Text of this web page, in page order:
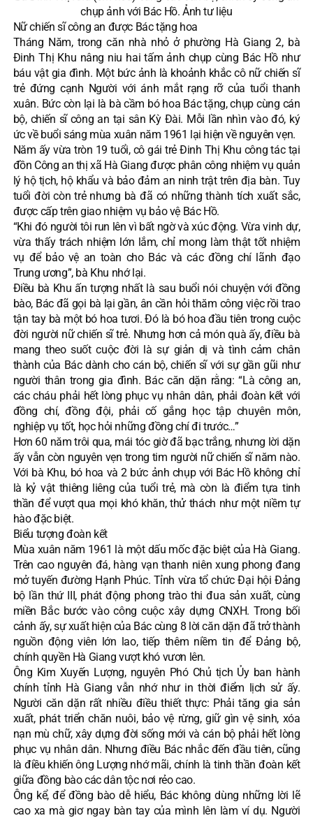
chụp ảnh với Bác Hồ. Ảnh tư liệu
Nữ chiến sĩ công an được Bác tặng hoa
Tháng Năm, trong căn nhà nhỏ ở phường Hà Giang 2, bà
Đinh Thị Khu nâng niu hai tấm ảnh chụp cùng Bác Hồ như
báu vật gia đình. Một bức ảnh là khoảnh khắc cô nữ chiến sĩ
trẻ đứng cạnh Người với ánh mắt rạng rỡ của tuổi thanh
xuân. Bức còn lại là bà cầm bó hoa Bác tặng, chụp cùng cán
bộ, chiến sĩ công an tại sân Kỳ Đài. Mỗi lần nhìn vào đó, ký
ức về buổi sáng mùa xuân năm 1961 lại hiện về nguyên vẹn.
Năm ấy vừa tròn 19 tuổi, cô gái trẻ Đinh Thị Khu công tác tại
đồn Công an thị xã Hà Giang được phân công nhiệm vụ quản
lý hộ tịch, hộ khẩu và bảo đảm an ninh trật trên địa bàn. Tuy
tuổi đời còn trẻ nhưng bà đã có những thành tích xuất sắc,
được cấp trên giao nhiệm vụ bảo vệ Bác Hồ.
“Khi đó người tôi run lên vì bất ngờ và xúc động. Vừa vinh dự,
vừa thấy trách nhiệm lớn lắm, chỉ mong làm thật tốt nhiệm
vụ để bảo vệ an toàn cho Bác và các đồng chí lãnh đạo
Trung ương”, bà Khu nhớ lại.
Điều bà Khu ấn tượng nhất là sau buổi nói chuyện với đồng
bào, Bác đã gọi bà lại gần, ân cần hỏi thăm công việc rồi trao
tận tay bà một bó hoa tươi. Đó là bó hoa đầu tiên trong cuộc
đời người nữ chiến sĩ trẻ. Nhưng hơn cả món quà ấy, điều bà
mang theo suốt cuộc đời là sự giản dị và tình cảm chân
thành của Bác dành cho cán bộ, chiến sĩ với sự gần gũi như
người thân trong gia đình. Bác căn dặn rằng: “Là công an,
các cháu phải hết lòng phục vụ nhân dân, phải đoàn kết với
đồng chí, đồng đội, phải cố gắng học tập chuyên môn,
nghiệp vụ tốt, học hỏi những đồng chí đi trước…”
Hơn 60 năm trôi qua, mái tóc giờ đã bạc trắng, nhưng lời dặn
ấy vẫn còn nguyên vẹn trong tim người nữ chiến sĩ năm nào.
Với bà Khu, bó hoa và 2 bức ảnh chụp với Bác Hồ không chỉ
là kỷ vật thiêng liêng của tuổi trẻ, mà còn là điểm tựa tinh
thần để vượt qua mọi khó khăn, thử thách như một niềm tự
hào đặc biệt.
Biểu tượng đoàn kết
Mùa xuân năm 1961 là một dấu mốc đặc biệt của Hà Giang.
Trên cao nguyên đá, hàng vạn thanh niên xung phong đang
mở tuyến đường Hạnh Phúc. Tỉnh vừa tổ chức Đại hội Đảng
bộ lần thứ III, phát động phong trào thi đua sản xuất, cùng
miền Bắc bước vào công cuộc xây dựng CNXH. Trong bối
cảnh ấy, sự xuất hiện của Bác cùng 8 lời căn dặn đã trở thành
nguồn động viên lớn lao, tiếp thêm niềm tin để Đảng bộ,
chính quyền Hà Giang vượt khó vươn lên.
Ông Kim Xuyến Lượng, nguyên Phó Chủ tịch Ủy ban hành
chính tỉnh Hà Giang vẫn nhớ như in thời điểm lịch sử ấy.
Người căn dặn rất nhiều điều thiết thực: Phải tăng gia sản
xuất, phát triển chăn nuôi, bảo vệ rừng, giữ gìn vệ sinh, xóa
nạn mù chữ, xây dựng đời sống mới và cán bộ phải hết lòng
phục vụ nhân dân. Nhưng điều Bác nhắc đến đầu tiên, cũng
là điều khiến ông Lượng nhớ mãi, chính là tinh thần đoàn kết
giữa đồng bào các dân tộc nơi rẻo cao.
Ông kể, để đồng bào dễ hiểu, Bác không dùng những lời lẽ
cao xa mà giơ ngay bàn tay của mình lên làm ví dụ. Người